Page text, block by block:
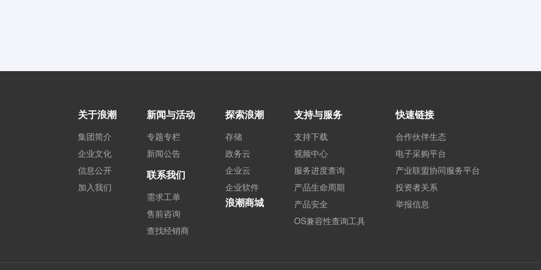
关于浪潮
集团简介
企业文化
信息公开
加入我们
新闻与活动
专题专栏
新闻公告
联系我们
需求工单
售前咨询
查找经销商
探索浪潮
存储
政务云
企业云
企业软件
浪潮商城
支持与服务
支持下载
视频中心
服务进度查询
产品生命周期
产品安全
OS兼容性查询工具
快速链接
合作伙伴生态
电子采购平台
产业联盟协同服务平台
投资者关系
举报信息